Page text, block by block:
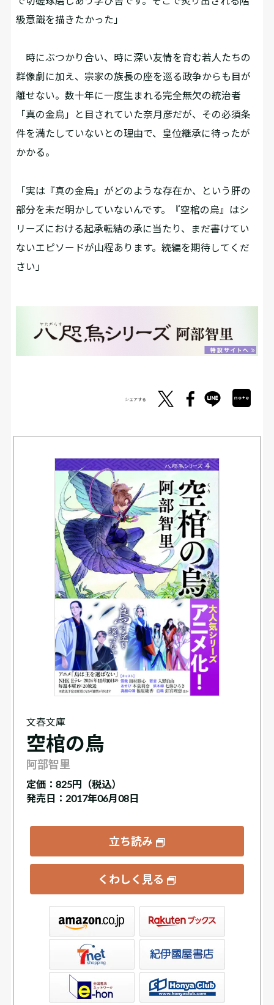
級意識を描きたかった」
時にぶつかり合い、時に深い友情を育む若人たちの
群像劇に加え、宗家の族長の座を巡る政争からも目が
離せない。数十年に一度生まれる完全無欠の統治者
「真の金烏」と目されていた奈月彦だが、その必須条
件を満たしていないとの理由で、皇位継承に待ったが
かかる――。
「実は『真の金烏』がどのような存在か、という肝の
部分を未だ明かしていないんです。『空棺の烏』はシ
リーズにおける起承転結の承に当たり、まだ書けてい
ないエピソードが山程あります。続編を期待してくだ
さい」
シェアする
文春文庫
空棺の烏
阿部智里
定価： 825円（税込）
発売日：2017年06月08日
立ち読み
くわしく見る
書店ウェブストア